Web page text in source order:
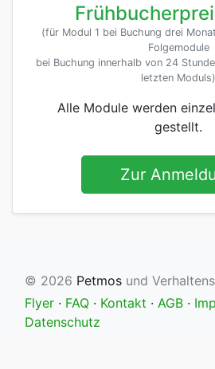
(für Modul 1 bei Buchung drei
Folgemodule
bei Buchung innerhalb von 24
letzten Moduls)
Alle Module werden
gestellt.
Zur
© 2026 Petmos und
Flyer · FAQ · Kontakt · AGB ·
Datenschutz